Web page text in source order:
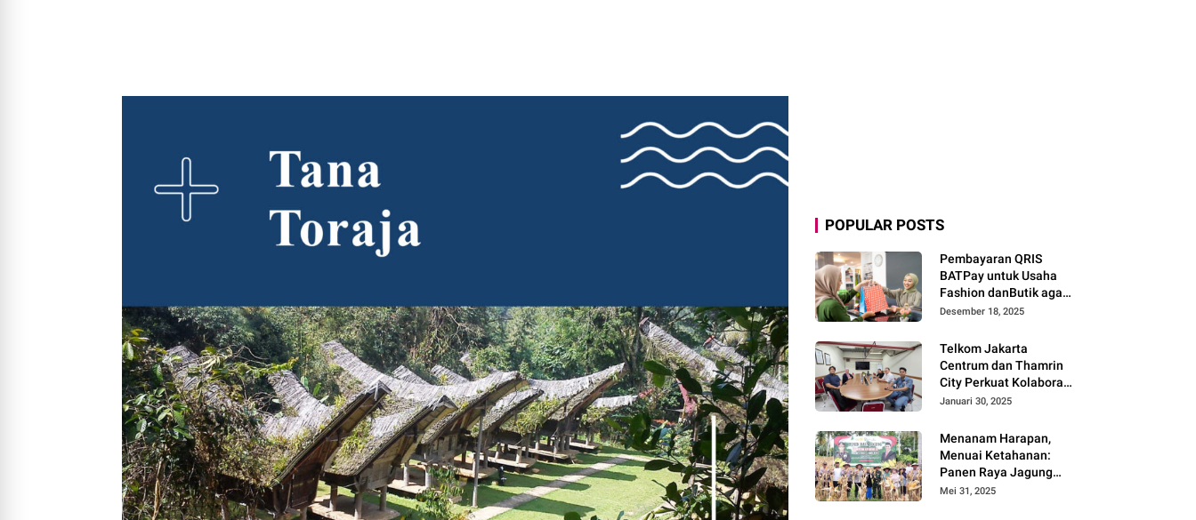
POPULAR POSTS
Pembayaran QRIS
BATPay untuk Usaha
Fashion danButik agar
Transaksi Lebih Cepat
Desember 18, 2025
Telkom Jakarta
Centrum dan Thamrin
City Perkuat Kolaborasi
Kawasan Bisnis dan
Januari 30, 2025
Menanam Harapan,
Menuai Ketahanan:
Panen Raya Jagung
Warnai Sinergi Polres
Mei 31, 2025